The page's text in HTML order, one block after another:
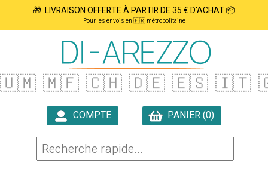
🎁 LIVRAISON OFFERTE À PARTIR DE 35 € D'ACHAT 📦
Pour les envois en 🇫🇷 métropolitaine
🇺🇲 🇲🇫 🇨🇭 🇩🇪 🇪🇸 🇮🇹
COMPTE
PANIER (0)